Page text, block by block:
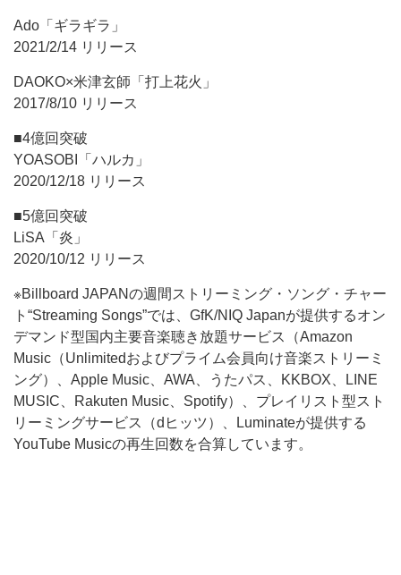
Ado「ギラギラ」
2021/2/14 リリース
DAOKO×米津玄師「打上花火」
2017/8/10 リリース
■4億回突破
YOASOBI「ハルカ」
2020/12/18 リリース
■5億回突破
LiSA「炎」
2020/10/12 リリース
※Billboard JAPANの週間ストリーミング・ソング・チャー
ト“Streaming Songs”では、GfK/NIQ Japanが提供するオン
デマンド型国内主要音楽聴き放題サービス（Amazon
Music（Unlimitedおよびプライム会員向け音楽ストリーミ
ング）、Apple Music、AWA、うたパス、KKBOX、LINE
MUSIC、Rakuten Music、Spotify）、プレイリスト型スト
リーミングサービス（dヒッツ）、Luminateが提供する
YouTube Musicの再生回数を合算しています。